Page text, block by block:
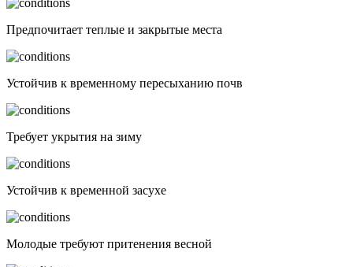
Предпочитает теплые и закрытые места
Устойчив к временному пересыханию почв
Требует укрытия на зиму
Устойчив к временной засухе
Молодые требуют притенения весной